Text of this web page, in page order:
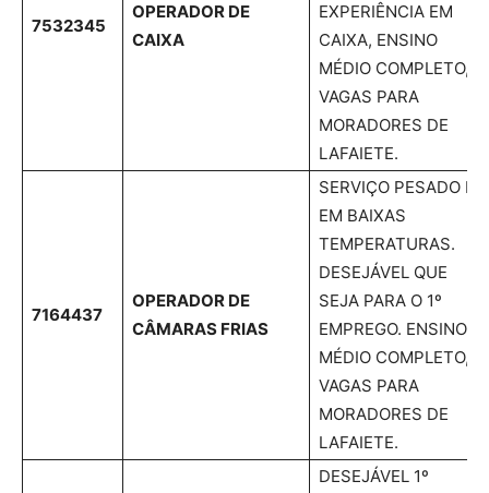
7532345
OPERADOR DE
CAIXA
EXPERIÊNCIA EM
CAIXA, ENSINO
MÉDIO COMPLETO,
VAGAS PARA
MORADORES DE
LAFAIETE.
7164437
OPERADOR DE
CÂMARAS FRIAS
SERVIÇO PESADO E
EM BAIXAS
TEMPERATURAS.
DESEJÁVEL QUE
SEJA PARA O 1º
EMPREGO. ENSINO
MÉDIO COMPLETO,
VAGAS PARA
MORADORES DE
LAFAIETE.
DESEJÁVEL 1º